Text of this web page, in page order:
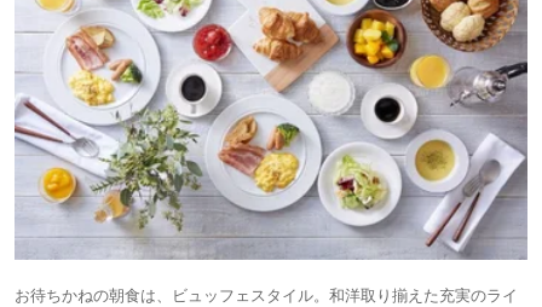
お待ちかねの朝食は、ビュッフェスタイル。和洋取り揃えた充実のライ